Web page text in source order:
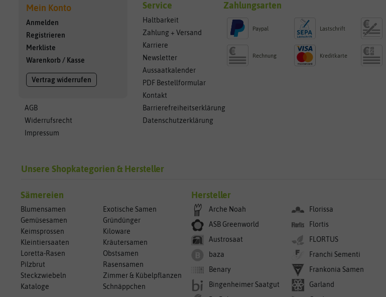
Mein Konto
Anmelden
Registrieren
Merkliste
Warenkorb / Kasse
Vertrag widerrufen
AGB
Widerrufsrecht
Impressum
Service
Haltbarkeit
Zahlung + Versand
Karriere
Newsletter
Aussaatkalender
PDF Bestellformular
Kontakt
Barrierefreiheitserklärung
Datenschutzerklärung
Zahlungsarten
Paypal Lastschrift
Rechnung Kreditkarte
Unsere Shopkategorien & Hersteller
Sämereien
Blumensamen
Exotische Samen
Gemüsesamen
Gründünger
Keimsprossen
Kiloware
Kleintiersaaten
Kräutersamen
Loretta-Rasen
Obstsamen
Pilzbrut
Rasensamen
Steckzwiebeln
Zimmer & Kübelpflanzen
Kataloge
Schnäppchen
Hersteller
Arche Noah
ASB Greenworld
Austrosaat
baza
Benary
Bingenheimer Saatgut
Florissa
Flortis
FLORTUS
Franchi Sementi
Frankonia Samen
Garland